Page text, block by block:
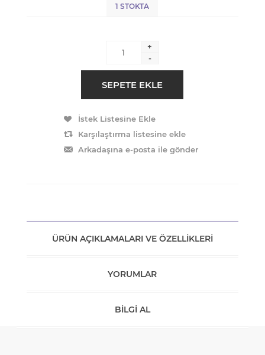
1 STOKTA
+
-
ÜRÜN AÇIKLAMALARI VE ÖZELLIKLERI
YORUMLAR
BILGI AL